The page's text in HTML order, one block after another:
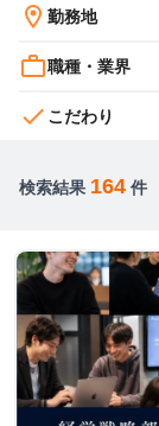
location_on 勤務地
work_outline職種・業界
check こだわり
検索結果 164 件